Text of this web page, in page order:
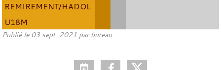
REMIREMENT/HADOL
U18M
Publié le 03 sept. 2021 par bureau